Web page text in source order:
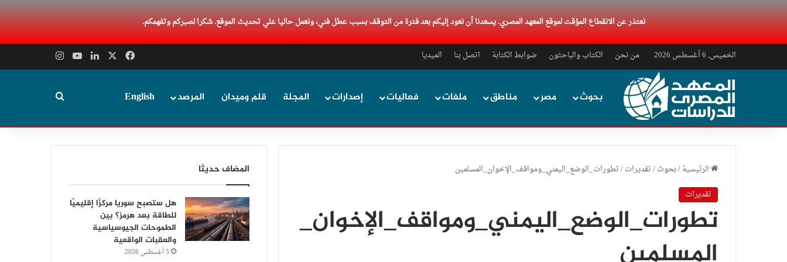
نعتذر عن الانقطاع المؤقت لموقع المعهد المصري. يسعدنا أن نعود إليكم بعد فترة من التوقف بسبب عطل فني، ونعمل حاليا علي تحديث الموقع. شكرا لصبركم وتفهمكم.
الخميس, 6 أغسطس 2026 من نحن الكتاب والباحثون ضوابط الكتابة اتصل بنا الميديا فيسبوك لينكدإن‫YouTubeانستقرام
بحوث مصر مناطق ملفات فعاليات إصدارات المجلة قلم وميدان المرصد English بحث عن
الرئيسية/بحوث/تقديرات/تطورات_الوضع_اليمني_ومواقف_الإخوان_المسلمين
تقديرات
تطورات_الوضع_اليمني_ومواقف_الإخوان_
المضاف حديثا
هل ستصبح سوريا مركزًا إقليميًا
للطاقة بعد هرمز؟ بين
الطموحات الجيوسياسية
والعقبات الواقعية
5 أغسطس 2026